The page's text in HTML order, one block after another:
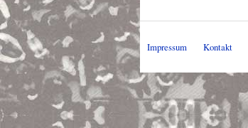
Impressum Kontakt